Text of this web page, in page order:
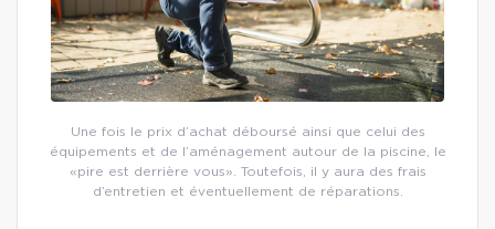
Une fois le prix d’achat déboursé ainsi que celui des
équipements et de l’aménagement autour de la piscine, le
«pire est derrière vous». Toutefois, il y aura des frais
d’entretien et éventuellement de réparations.